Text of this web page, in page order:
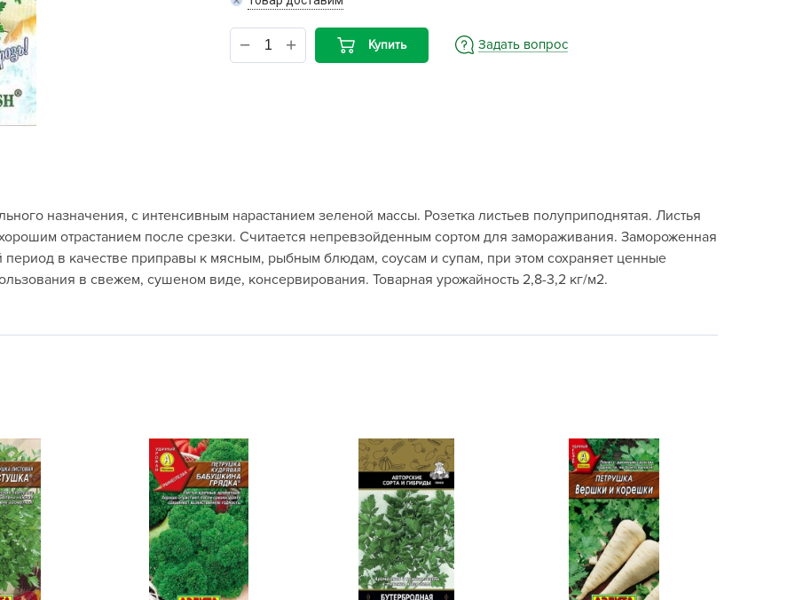
Bona Forte
Dacha Group
Grass
Green Boom
Grinda
Nika
Palisad
Raco
Rehau
Robin Green
Rubit
Купить Задать вопрос
назначения, с интенсивным нарастанием зеленой массы. Розетка листьев полуприподнятая. Листья
отрастанием после срезки. Считается непревзойденным сортом для замораживания. Замороженная
в качестве приправы к мясным, рыбным блюдам, соусам и супам, при этом сохраняет ценные
в свежем, сушеном виде, консервирования. Товарная урожайность 2,8-3,2 кг/м2.